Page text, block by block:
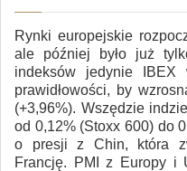
Rynki europejskie
ale później było już
indeksów jedynie IBEX
prawidłowości, by
(+3,96%). Wszędzie
od 0,12% (Stoxx 600) do
o presji z Chin, która
Francję. PMI z Europy i